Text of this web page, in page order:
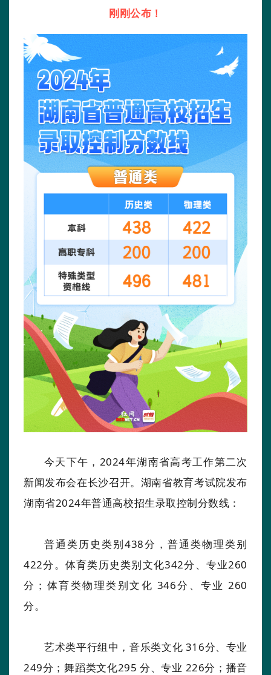
刚刚公布！
今天下午，2024年湖南省高考工作第二次
新闻发布会在长沙召开。湖南省教育考试院发布
湖南省2024年普通高校招生录取控制分数线：
普通类历史类别438分，普通类物理类别
422分。体育类历史类别文化342分、专业260
分；体育类物理类别文化 346分、专业 260
分。
艺术类平行组中，音乐类文化 316分、专业
249分；舞蹈类文化295 分、专业 226分；播音